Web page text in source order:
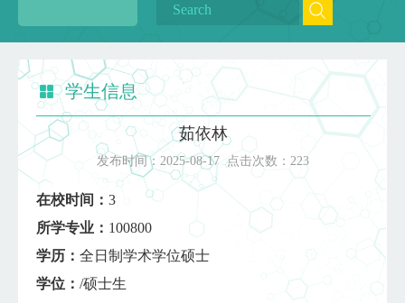
学生信息
茹依林
发布时间： 2025-08-17 点击次数： 223
在校时间： 3
所学专业： 100800
学历： 全日制学术学位硕士
学位： /硕士生